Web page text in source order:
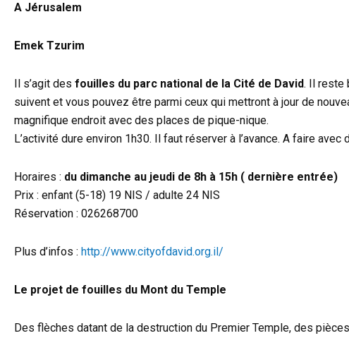
A Jérusalem
Emek Tzurim
Il s’agit des fouilles du parc national de la Cité de David. Il reste
suivent et vous pouvez être parmi ceux qui mettront à jour de
magnifique endroit avec des places de pique-nique.
L’activité dure environ 1h30. Il faut réserver à l’avance. A faire avec
Horaires : du dimanche au jeudi de 8h à 15h ( dernière entrée)
Prix : enfant (5-18) 19 NIS / adulte 24 NIS
Réservation : 026268700
Plus d’infos : http://www.cityofdavid.org.il/
Le projet de fouilles du Mont du Temple
Des flèches datant de la destruction du Premier Temple, des